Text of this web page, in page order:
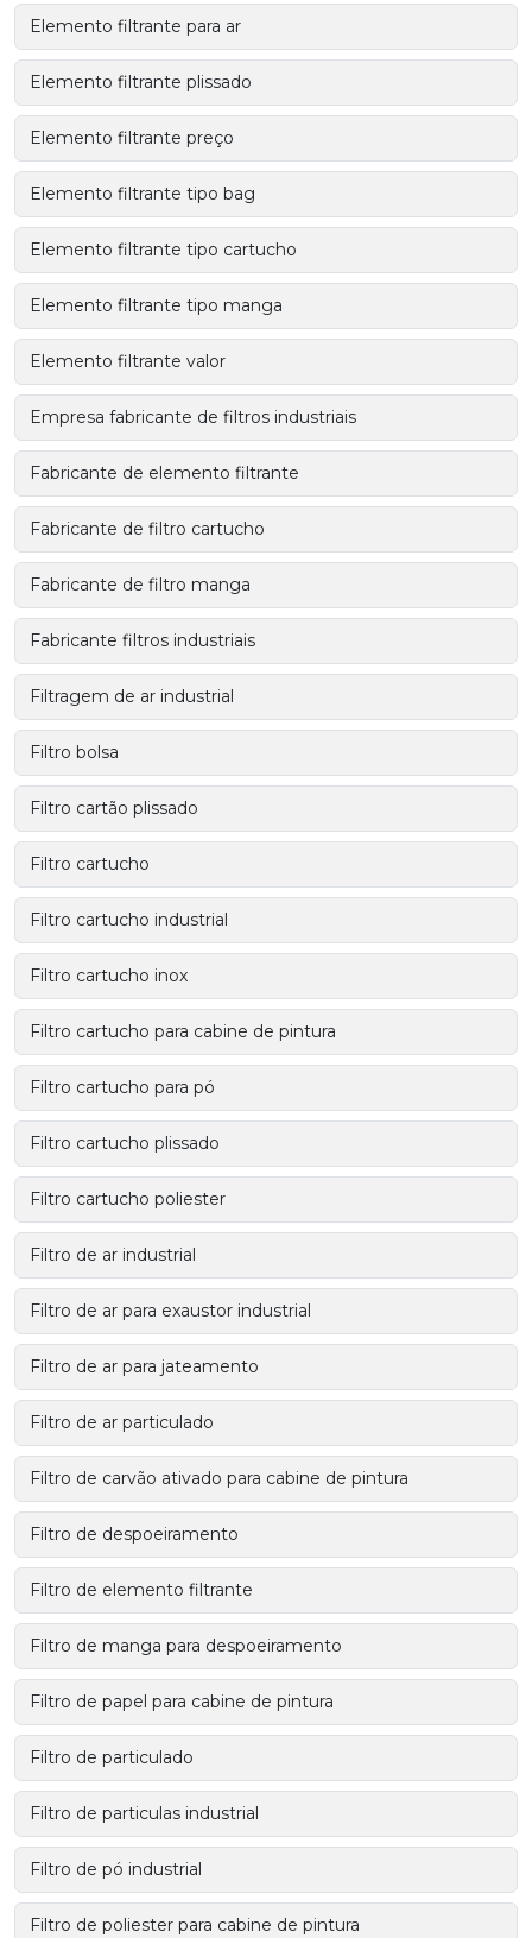
Elemento filtrante para ar
Elemento filtrante plissado
Elemento filtrante preço
Elemento filtrante tipo bag
Elemento filtrante tipo cartucho
Elemento filtrante tipo manga
Elemento filtrante valor
Empresa fabricante de filtros industriais
Fabricante de elemento filtrante
Fabricante de filtro cartucho
Fabricante de filtro manga
Fabricante filtros industriais
Filtragem de ar industrial
Filtro bolsa
Filtro cartão plissado
Filtro cartucho
Filtro cartucho industrial
Filtro cartucho inox
Filtro cartucho para cabine de pintura
Filtro cartucho para pó
Filtro cartucho plissado
Filtro cartucho poliester
Filtro de ar industrial
Filtro de ar para exaustor industrial
Filtro de ar para jateamento
Filtro de ar particulado
Filtro de carvão ativado para cabine de pintura
Filtro de despoeiramento
Filtro de elemento filtrante
Filtro de manga para despoeiramento
Filtro de papel para cabine de pintura
Filtro de particulado
Filtro de particulas industrial
Filtro de pó industrial
Filtro de poliester para cabine de pintura